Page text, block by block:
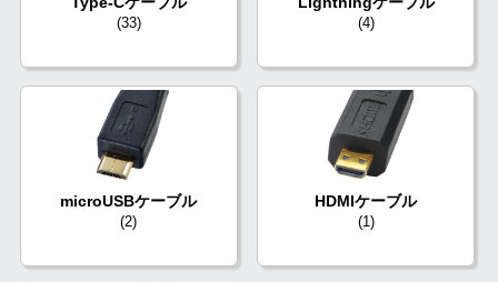
(33) (4)
microUSBケーブル
(2)
HDMIケーブル
(1)